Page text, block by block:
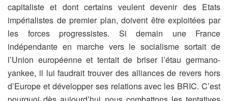
capitaliste et dont certains veulent devenir des Etats
impérialistes de premier plan, doivent être exploitées par
les forces progressistes. Si demain une France
indépendante en marche vers le socialisme sortait de
l’Union européenne et tentait de briser l’étau germano-
yankee, il lui faudrait trouver des alliances de revers hors
d’Europe et développer ses relations avec les BRIC. C’est